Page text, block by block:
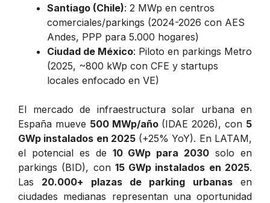
Santiago (Chile): 2 MWp en centros
comerciales/parkings (2024-2026 con AES
Andes, PPP para 5.000 hogares)
Ciudad de México: Piloto en parkings Metro
(2025, ~800 kWp con CFE y startups
locales enfocado en VE)
El mercado de infraestructura solar urbana en
España mueve 500 MWp/año(IDAE 2026), con 5
GWp instalados en 2025(+25% YoY). En LATAM,
el potencial es de 10 GWp para 2030 solo en
parkings (BID), con 15 GWp instalados en 2025.
Las 20.000+ plazas de parking urbanasen
ciudades medianas representan una oportunidad